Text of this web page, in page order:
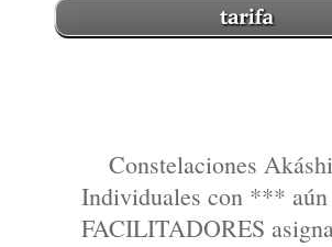
Constelaciones
Individuales con *** aún
FACILITADORES